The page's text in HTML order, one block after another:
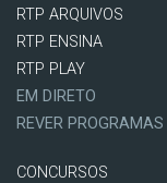
RTP ARQUIVOS
RTP ENSINA
RTP PLAY
EM DIRETO
REVER PROGRAMAS
CONCURSOS